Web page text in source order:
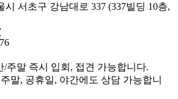
시 서초구 강남대로 337 (337빌딩 10층,
/주말 즉시 입회, 접견 가능합니다.
말, 공휴일, 야간에도 상담 가능합니